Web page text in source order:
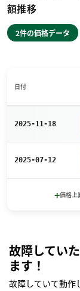
額推移
2件の価格データ
日付
2025-11-18
2025-07-12
+価格上
故障してい
ます！
故障していて動作